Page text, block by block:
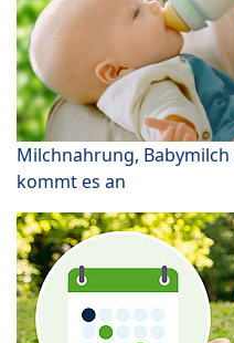
Milchnahrung,
kommt es an